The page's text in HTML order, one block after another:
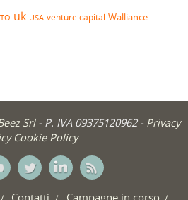
uk USA venture capital Walliance
Srl- P. IVA 09375120962 - Privacy
Cookie Policy
Contatti Campagne in corso